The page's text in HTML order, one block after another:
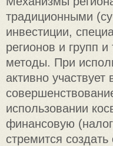
традиционными
инвестиции,
регионов и групп
методы. При
активно
использовании
финансовую
стремится